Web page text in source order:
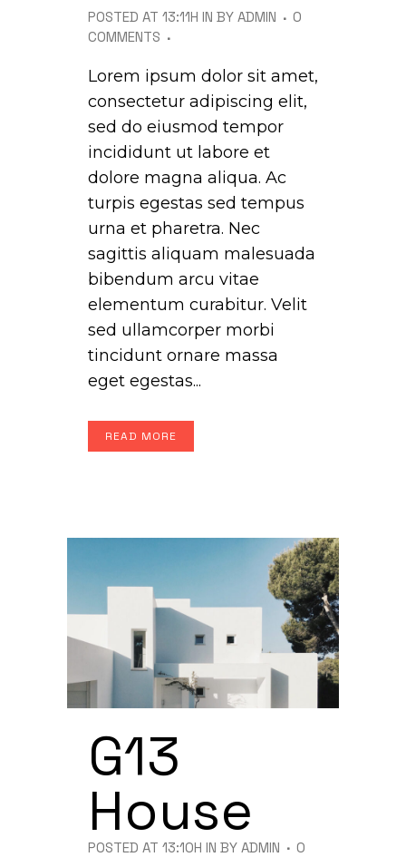
POSTED AT 13:11H IN BY ADMIN
0
COMMENTS
Lorem ipsum dolor sit amet,
consectetur adipiscing elit,
sed do eiusmod tempor
incididunt ut labore et
dolore magna aliqua. Ac
turpis egestas sed tempus
urna et pharetra. Nec
sagittis aliquam malesuada
bibendum arcu vitae
elementum curabitur. Velit
sed ullamcorper morbi
tincidunt ornare massa
eget egestas...
READ MORE
G13
House
POSTED AT 13:10H IN BY ADMIN
0